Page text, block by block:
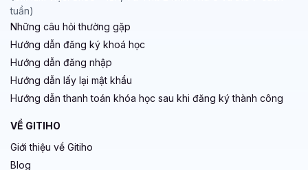
tuần)
Những câu hỏi thường gặp
Hướng dẫn đăng ký khoá học
Hướng dẫn đăng nhập
Hướng dẫn lấy lại mật khẩu
Hướng dẫn thanh toán khóa học sau khi đăng ký thành công
VỀ GITIHO
Giới thiệu về Gitiho
Blog